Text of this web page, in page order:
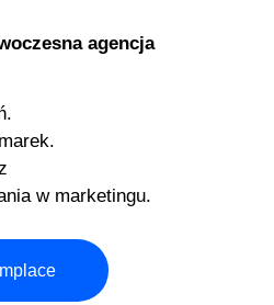
agencja
w marketingu.